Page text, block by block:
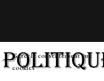
Gérer le consentement aux
cookies